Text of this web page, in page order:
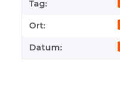
Tag:
Ort:
Datum: